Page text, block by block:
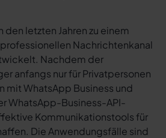
den letzten Jahren zu einem
Nachrichtenkanal
Nachdem der
anfangs nur für Privatpersonen
mit WhatsApp Business und
WhatsApp-Business-API-
Kommunikationstools für
Die Anwendungsfälle sind